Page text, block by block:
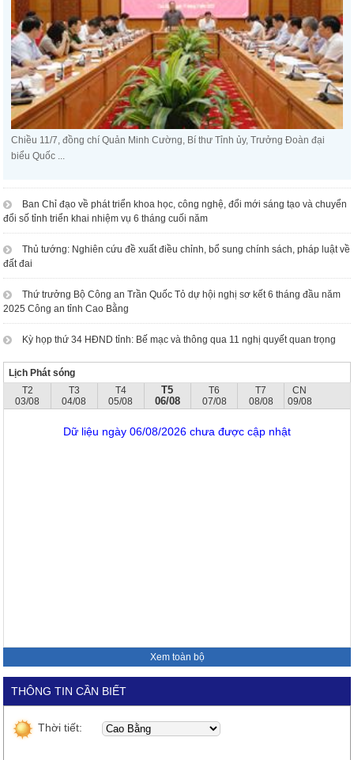
Chiều 11/7, đồng chí Quản Minh Cường, Bí thư Tỉnh ủy, Trưởng Đoàn đại
biểu Quốc ...
Ban Chỉ đạo về phát triển khoa học, công nghệ, đổi mới sáng tạo và chuyển
đổi số tỉnh triển khai nhiệm vụ 6 tháng cuối năm
Thủ tướng: Nghiên cứu đề xuất điều chỉnh, bổ sung chính sách, pháp luật về
đất đai
Thứ trưởng Bộ Công an Trần Quốc Tỏ dự hội nghị sơ kết 6 tháng đầu năm
2025 Công an tỉnh Cao Bằng
Kỳ họp thứ 34 HĐND tỉnh: Bế mạc và thông qua 11 nghị quyết quan trọng
Lịch Phát sóng
T2
03/08
T3
04/08
T4
05/08
T5
06/08
T6
07/08
T7
08/08
CN
09/08
Dữ liệu ngày 06/08/2026 chưa được cập nhật
Xem toàn bộ
THÔNG TIN CẦN BIẾT
Thời tiết: